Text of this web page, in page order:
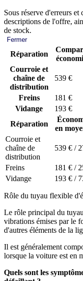
Sous réserve d'erreurs
descriptions de l'offre,
de stock.
Fermer
Réparation
Courroie et
chaîne de
distribution
539 €
Freins 181 €
Vidange
193 €
Réparation
en
Courroie et
chaîne de
distribution
539 € /
Freins 181 € /
Vidange 193 € /
Rôle du tuyau flexible
Le rôle principal du
vibrations émises par le
d'autres éléments de la
Il est généralement
lorsque la voiture est en
Quels sont les